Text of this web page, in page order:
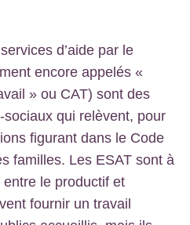
d’aide par le
encore appelés «
» ou CAT) sont des
qui relèvent, pour
figurant dans le Code
familles. Les ESAT sont à
le productif et
fournir un travail